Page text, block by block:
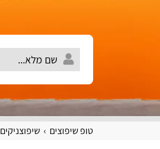
טופ שיפוצים שיפוצניקים